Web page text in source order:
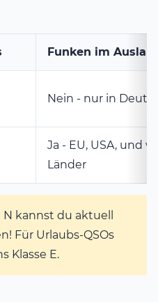
Funken im
Nein - nur in
Ja - EU, USA, und
Länder
N kannst du aktuell
Für Urlaubs-QSOs
Klasse E.